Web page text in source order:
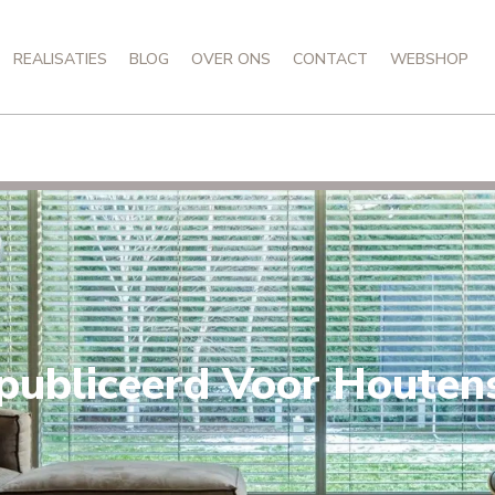
REALISATIES BLOG OVER ONS CONTACT WEBSHOP
Voor